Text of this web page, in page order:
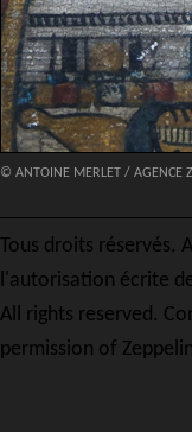
© ANTOINE MERLET / AGENCE
Tous droits
l'autorisation écrite
All rights reserved.
permission of